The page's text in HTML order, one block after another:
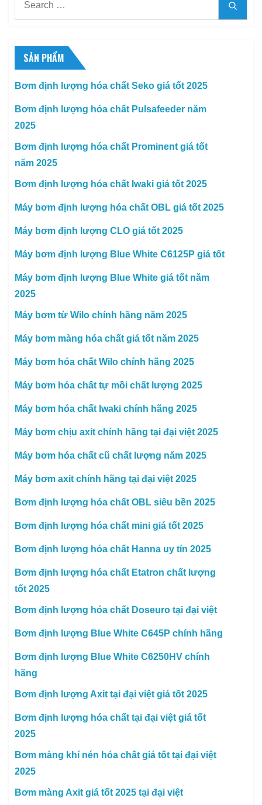
SẢN PHẨM
Bơm định lượng hóa chất Seko giá tốt 2025
Bơm định lượng hóa chất Pulsafeeder năm
2025
Bơm định lượng hóa chất Prominent giá tốt
năm 2025
Bơm định lượng hóa chất Iwaki giá tốt 2025
Máy bơm định lượng hóa chất OBL giá tốt 2025
Máy bơm định lượng CLO giá tốt 2025
Máy bơm định lượng Blue White C6125P giá tốt
Máy bơm định lượng Blue White giá tốt năm
2025
Máy bơm từ Wilo chính hãng năm 2025
Máy bơm màng hóa chất giá tốt năm 2025
Máy bơm hóa chất Wilo chính hãng 2025
Máy bơm hóa chất tự mồi chất lượng 2025
Máy bơm hóa chất Iwaki chính hãng 2025
Máy bơm chịu axit chính hãng tại đại việt 2025
Máy bơm hóa chất cũ chất lượng năm 2025
Máy bơm axit chính hãng tại đại việt 2025
Bơm định lượng hóa chất OBL siêu bền 2025
Bơm định lượng hóa chất mini giá tốt 2025
Bơm định lượng hóa chất Hanna uy tín 2025
Bơm định lượng hóa chất Etatron chất lượng
tốt 2025
Bơm định lượng hóa chất Doseuro tại đại việt
Bơm định lượng Blue White C645P chính hãng
Bơm định lượng Blue White C6250HV chính
hãng
Bơm định lượng Axit tại đại việt giá tốt 2025
Bơm định lượng hóa chất tại đại việt giá tốt
2025
Bơm màng khí nén hóa chất giá tốt tại đại việt
2025
Bơm màng Axit giá tốt 2025 tại đại việt